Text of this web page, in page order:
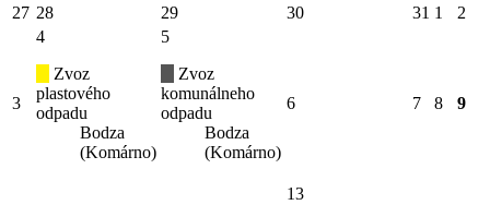
27 28 29 30 31 1 2
3
4
Zvoz
plastového
odpadu
Bodza
(Komárno)
5
Zvoz
komunálneho
odpadu
Bodza
(Komárno)
6 7 8 9
13